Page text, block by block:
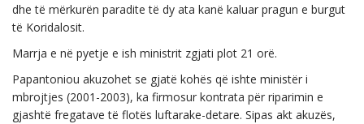
dhe të mërkurën paradite të dy ata kanë kaluar pragun e burgut
të Koridalosit.
Marrja e në pyetje e ish ministrit zgjati plot 21 orë.
Papantoniou akuzohet se gjatë kohës që ishte ministër i
mbrojtjes (2001-2003), ka firmosur kontrata për riparimin e
gjashtë fregatave të flotës luftarake-detare. Sipas akt akuzës,